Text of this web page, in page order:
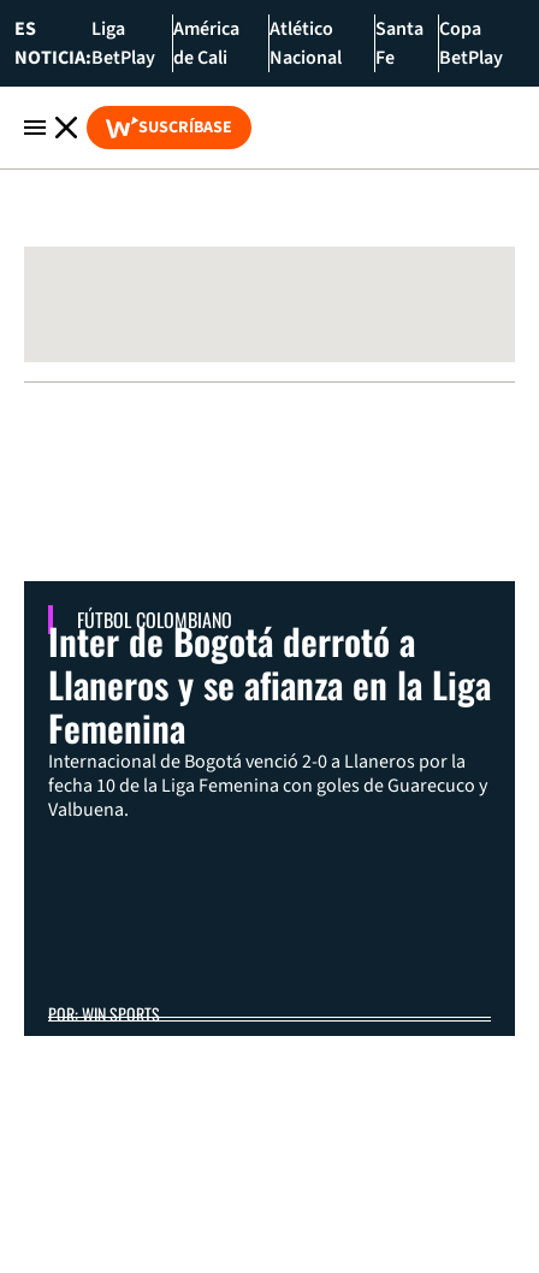
ES
NOTICIA:
Liga
BetPlay
América
de Cali
Atlético
Nacional
Santa
Fe
Copa
BetPlay
SUSCRÍBASE
FÚTBOL COLOMBIANO
Inter de Bogotá derrotó a
Llaneros y se afianza en la Liga
Femenina
Internacional de Bogotá venció 2-0 a Llaneros por la
fecha 10 de la Liga Femenina con goles de Guarecuco y
Valbuena.
POR: WIN SPORTS